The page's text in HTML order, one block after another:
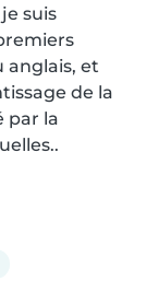
suis
anglais, et
de la
par la